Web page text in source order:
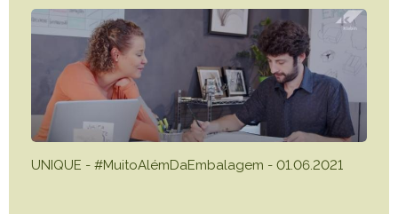
UNIQUE - #MuitoAlémDaEmbalagem - 01.06.2021